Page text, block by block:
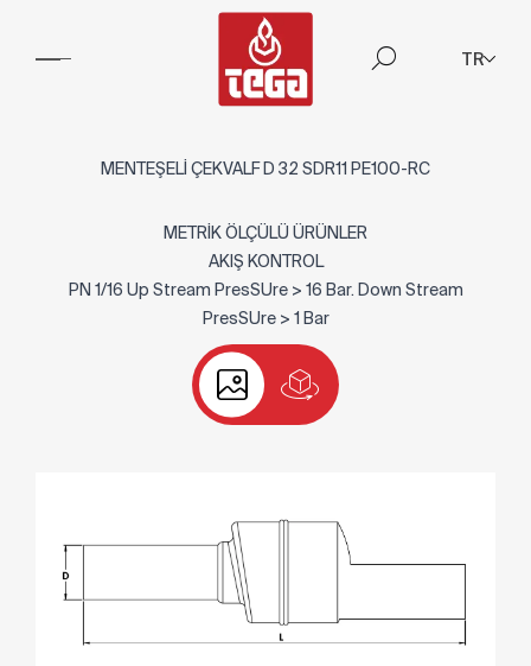
TR
MENTEŞELİ ÇEKVALF D 32 SDR11 PE100-RC
METRİK ÖLÇÜLÜ ÜRÜNLER
AKIŞ KONTROL
PN 1/16 Up Stream PresSUre > 16 Bar. Down Stream
PresSUre > 1 Bar